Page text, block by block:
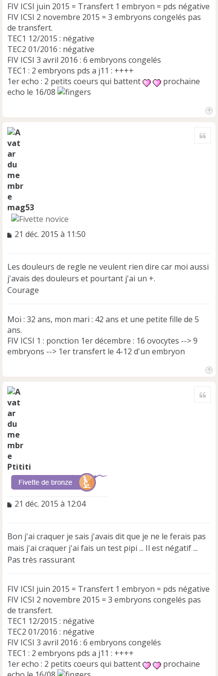
o
n
l
u
FIV ICSI juin 2015 = Transfert 1 embryon = pds négative
FIV ICSI 2 novembre 2015 = 3 embryons congelés pas
de transfert.
TEC1 12/2015 : négative
TEC2 01/2016 : négative
FIV ICSI 3 avril 2016 : 6 embryons congelés
TEC1 : 2 embryons pds a j11 : ++++
1er echo : 2 petits coeurs qui battent
prochaine
echo le 16/08
mag53
M
a
g
e
n
l
u
21 déc. 2015 à 11:50
Les douleurs de regle ne veulent rien dire car moi aussi
j'avais des douleurs et pourtant j'ai un +.
Courage
Moi : 32 ans, mon mari : 42 ans et une petite fille de 5
ans.
FIV ICSI 1 : ponction 1er décembre : 16 ovocytes --> 9
embryons --> 1er transfert le 4-12 d'un embryon
Ptititi
M
a
g
e
n
l
u
21 déc. 2015 à 12:04
Bon j'ai craquer je sais j'avais dit que je ne le ferais pas
mais j'ai craquer j'ai fais un test pipi ... Il est négatif ...
Pas très rassurant
FIV ICSI juin 2015 = Transfert 1 embryon = pds négative
FIV ICSI 2 novembre 2015 = 3 embryons congelés pas
de transfert.
TEC1 12/2015 : négative
TEC2 01/2016 : négative
FIV ICSI 3 avril 2016 : 6 embryons congelés
TEC1 : 2 embryons pds a j11 : ++++
1er echo : 2 petits coeurs qui battent
prochaine